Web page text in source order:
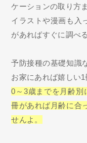
ケーションの取り方
イラストや漫画も入
があればすぐに調べ
予防接種の基礎知識
お家にあれば嬉しい1
0～3歳までを月齢別
冊があれば月齢に合
せんよ。